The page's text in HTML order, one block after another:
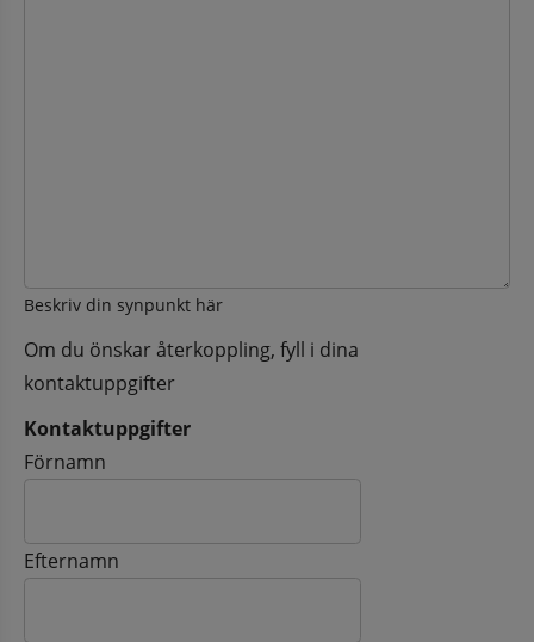
Beskriv din synpunkt här
Om du önskar återkoppling, fyll i dina
kontaktuppgifter
Kontaktuppgifter
Kontaktuppgifter
Förnamn
Efternamn